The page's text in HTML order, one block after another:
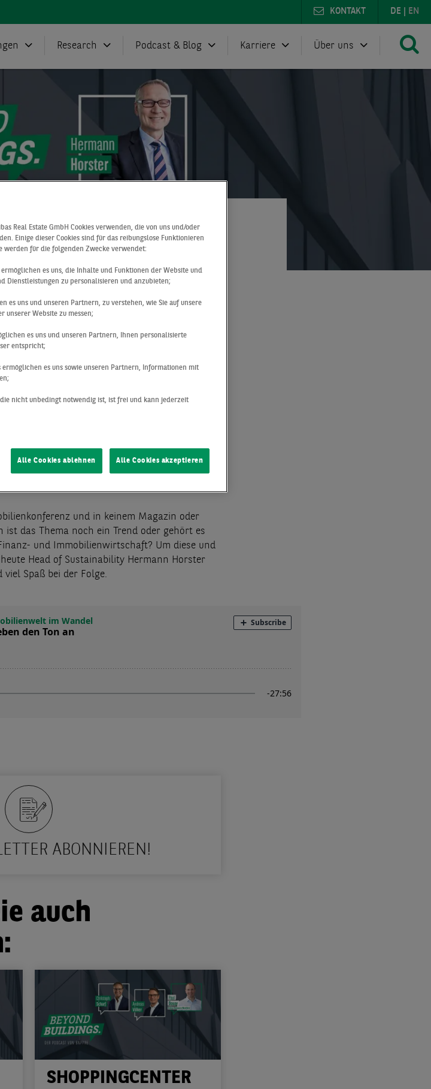
DE EN
KONTAKT
Research Podcast & Blog Karriere Über uns
Podcast
ESG-Update 2025: Große Corporates
2025:
GEBEN
TON AN
und in keinem Magazin oder
ist das Thema noch ein Trend oder gehört es
und Immobilienwirtschaft? Um diese und
Head of Sustainability Hermann Horster
viel Spaß bei der Folge.
ABONNIEREN!
auch
SHOPPINGCENTER
Real Estate GmbH Cookies verwenden, die von uns und/oder
Einige dieser Cookies sind für das reibungslose Funktionieren
für die folgenden Zwecke verwendet:
es uns, die Inhalte und Funktionen der Website und
Dienstleistungen zu personalisieren und anzubieten;
es uns und unseren Partnern, zu verstehen, wie Sie auf unsere
unserer Website zu messen;
es uns und unseren Partnern, Ihnen personalisierte
entspricht;
ermöglichen es uns sowie unseren Partnern, Informationen mit
nicht unbedingt notwendig ist, ist frei und kann jederzeit
Alle Cookies ablehnen Alle Cookies akzeptieren